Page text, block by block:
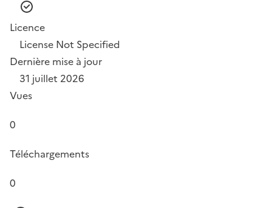
Licence
License Not Specified
Dernière mise à jour
31 juillet 2026
Vues
0
Téléchargements
0